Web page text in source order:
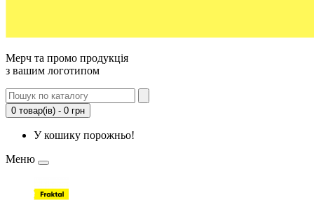
Мерч та промо продукція
з вашим логотипом
0 товар(ів) - 0 грн
У кошику порожньо!
Меню